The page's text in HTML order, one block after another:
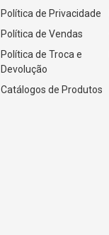
Política de Privacidade
Política de Vendas
Política de Troca e
Devolução
Catálogos de Produtos